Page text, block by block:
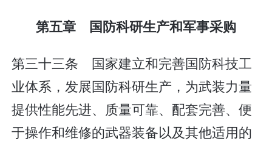
第五章 国防科研生产和军事采购
第三十三条 国家建立和完善国防科技工
业体系，发展国防科研生产，为武装力量
提供性能先进、质量可靠、配套完善、便
于操作和维修的武器装备以及其他适用的